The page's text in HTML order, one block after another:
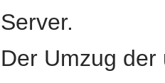
Server.
Der Umzug